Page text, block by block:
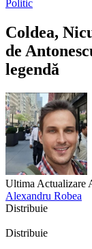
Politic
Coldea,
de
legendă
Ultima Actualizare
Alexandru Robea
Distribuie
Distribuie